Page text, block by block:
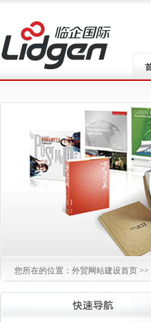
您所在的位置： 外贸网站建设首页 >>